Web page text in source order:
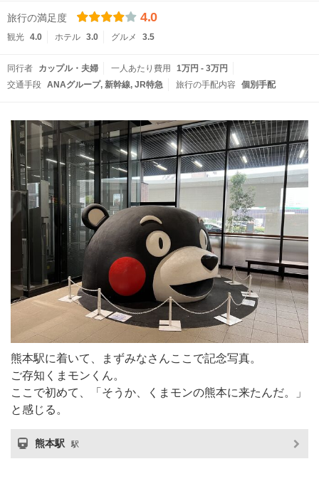
旅行の満足度 4.0
観光 4.0 ホテル 3.0 グルメ 3.5
同行者 カップル・夫婦 一人あたり費用
1万円 - 3万円
交通手段 ANAグループ 新幹線 JR特急 旅行の手配内容 個別手配
熊本駅に着いて、まずみなさんここで記念写真。
ご存知くまモンくん。
ここで初めて、「そうか、くまモンの熊本に来たんだ。」
と感じる。
熊本駅 駅